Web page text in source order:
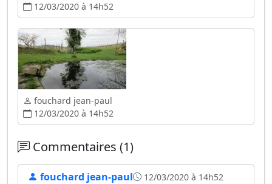
12/03/2020 à 14h52
fouchard jean-paul
12/03/2020 à 14h52
Commentaires (1)
fouchard jean-paul 12/03/2020 à 14h52